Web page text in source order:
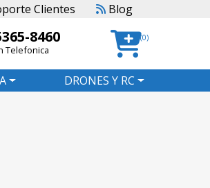
Clientes Blog
8460
Telefonica
(0)
DRONES Y RC